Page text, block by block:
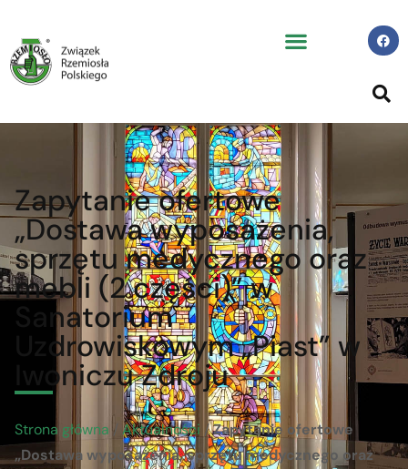
Zapytanie ofertowe
„Dostawa wyposażenia,
sprzętu medycznego oraz
mebli (2 części)” w
Sanatorium
Uzdrowiskowym „Piast” w
Iwoniczu Zdroju
Strona główna / Aktualności /Zapytanie ofertowe
„Dostawa wyposażenia, sprzętu medycznego oraz